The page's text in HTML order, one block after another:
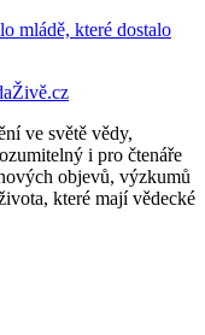
mládě, které dostalo
ve světě vědy,
i pro čtenáře
objevů, výzkumů
které mají vědecké